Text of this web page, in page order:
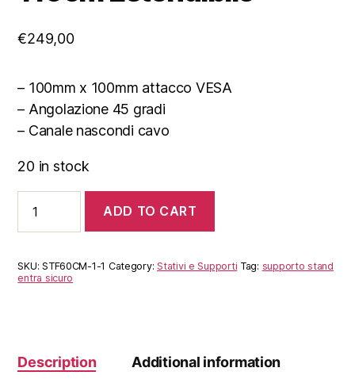
€249,00
– 100mm x 100mm attacco VESA
– Angolazione 45 gradi
– Canale nascondi cavo
20 in stock
Colonna
Estendibile
quantity
ADD TO CART
SKU:STF60CM-1-1 Category:Stativi e Supporti Tag: supporto stand
entra sicuro
Description Additional information